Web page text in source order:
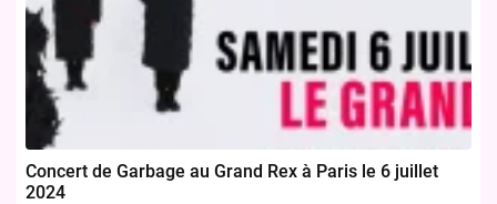
Concert de Garbage au Grand Rex à Paris le 6 juillet
2024